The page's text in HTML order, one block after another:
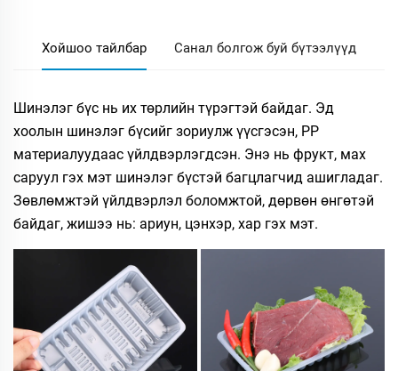
Хойшоо тайлбар Санал болгож буй бүтээлүүд
Шинэлэг бүс нь их төрлийн түрэгтэй байдаг. Эд
хоолын шинэлэг бүсийг зориулж үүсгэсэн, PP
материалуудаас үйлдвэрлэгдсэн. Энэ нь фрукт, мах
саруул гэх мэт шинэлэг бүстэй багцлагчид ашигладаг.
Зөвлөмжтэй үйлдвэрлэл боломжтой, дөрвөн өнгөтэй
байдаг, жишээ нь: ариун, цэнхэр, хар гэх мэт.